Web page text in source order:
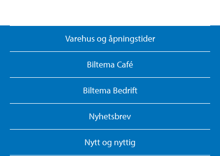
Varehus og åpningstider
Biltema Café
Biltema Bedrift
Nyhetsbrev
Nytt og nyttig